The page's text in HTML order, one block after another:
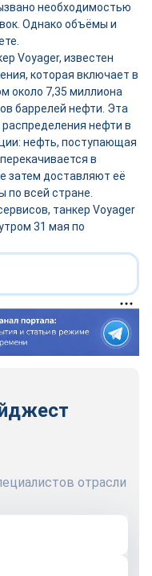
необходимостью
Однако объёмы и
Voyager, известен
которая включает в
около 7,35 миллиона
баррелей нефти. Эта
нефти в
нефть, поступающая
в
затем доставляют её
всей стране.
танкер Voyager
31 мая по
отрасли